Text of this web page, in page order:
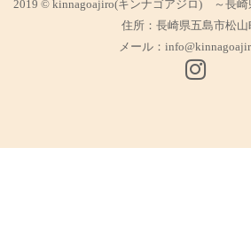
2019 © kinnagoajiro(キンナゴアジロ) ～長崎
住所：長崎県五島市松山
メール：